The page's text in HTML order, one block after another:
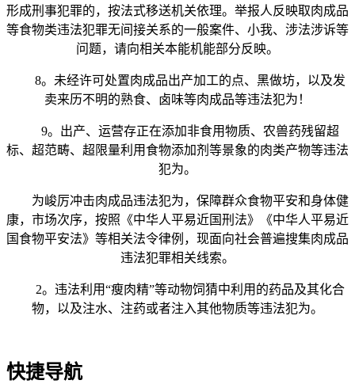
形成刑事犯罪的，按法式移送机关依理。举报人反映取肉成品
等食物类违法犯罪无间接关系的一般案件、小我、涉法涉诉等
问题，请向相关本能机能部分反映。
8。未经许可处置肉成品出产加工的点、黑做坊，以及发
卖来历不明的熟食、卤味等肉成品等违法犯为！
9。出产、运营存正在添加非食用物质、农兽药残留超
标、超范畴、超限量利用食物添加剂等景象的肉类产物等违法
犯为。
为峻厉冲击肉成品违法犯为，保障群众食物平安和身体健
康，市场次序，按照《中华人平易近国刑法》《中华人平易近
国食物平安法》等相关法令律例，现面向社会普遍搜集肉成品
违法犯罪相关线索。
2。违法利用“瘦肉精”等动物饲猜中利用的药品及其化合
物，以及注水、注药或者注入其他物质等违法犯为。
快捷导航